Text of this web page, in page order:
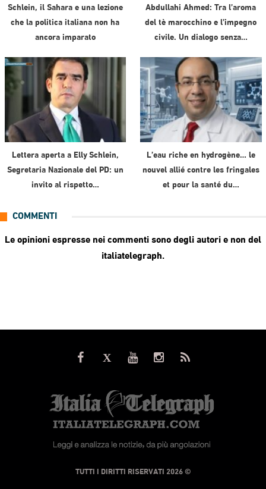
Schlein, il Sahara e una lezione
che la politica italiana non ha
ancora imparato
Abdullahi Ahmed: Tra l’aroma
del tè marocchino e l’impegno
civile. Un dialogo senza…
Lettera aperta a Elly Schlein,
Segretaria Nazionale del PD: un
invito al rispetto…
L’eau riche en hydrogène… le
nouvel allié contre les fringales
et pour la santé du…
COMMENTI
Le opinioni espresse nei commenti sono degli autori e non del
italiatelegraph.
© TUTTI I DIRITTI RISERVATI 2026